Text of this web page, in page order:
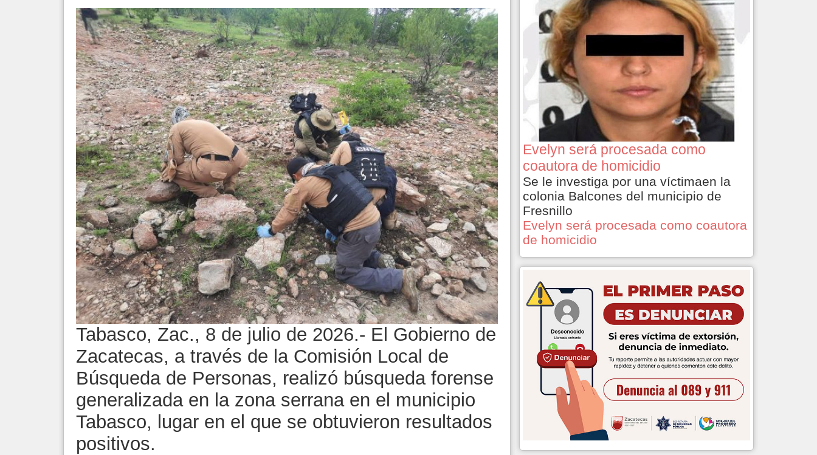
Tabasco, Zac., 8 de julio de 2026.- El Gobierno de
Zacatecas, a través de la Comisión Local de
Búsqueda de Personas, realizó búsqueda forense
generalizada en la zona serrana en el municipio
Tabasco, lugar en el que se obtuvieron resultados
positivos.
Evelyn será procesada como
coautora de homicidio
Se le investiga por una víctimaen la
colonia Balcones del municipio de
Fresnillo
Evelyn será procesada como coautora
de homicidio